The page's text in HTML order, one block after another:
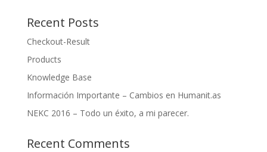
Recent Posts
Checkout-Result
Products
Knowledge Base
Información Importante – Cambios en Humanit.as
NEKC 2016 – Todo un éxito, a mi parecer.
Recent Comments